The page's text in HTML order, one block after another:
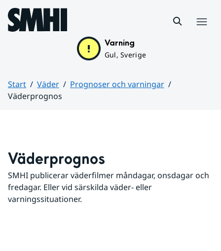
Hoppa till sidans innehåll
Varning
Gul, Sverige
Start Väder
Prognoser och varningar
Väderprognos
Väderprognos
SMHI publicerar väderfilmer måndagar, onsdagar och
fredagar. Eller vid särskilda väder- eller
varningssituationer.